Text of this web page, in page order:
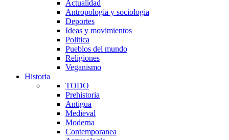
Actualidad
Antropologia y sociologia
Deportes
Ideas y movimientos
Politica
Pueblos del mundo
Religiones
Veganismo
Historia
TODO
Prehistoria
Antigua
Medieval
Moderna
Contemporanea